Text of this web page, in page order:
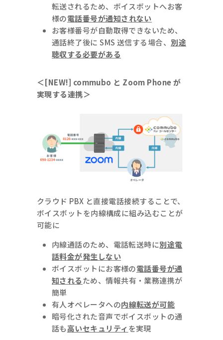
転送されるため、ボイスボットへお客
様の電話番号が通知されない
お客様番号が自動取得できないため、
通話終了後に SMS 送信する場合、 別途
聴収する必要がある
＜[NEW!] commubo と Zoom Phone が
実現する連携＞
クラウド PBX と直接電話接続することで、
ボイスボットを内線構成に組み込むことが
可能に
内線通話のため、電話転送時に別途電
話料金が発生しない
ボイスボットにお客様の電話番号が通
知されるため、情報共有・業務連携が
簡単
有人オペレータへの内線転送が可能
暗号化された音声でボイスボットの通
話も高いセキュリティ を実現